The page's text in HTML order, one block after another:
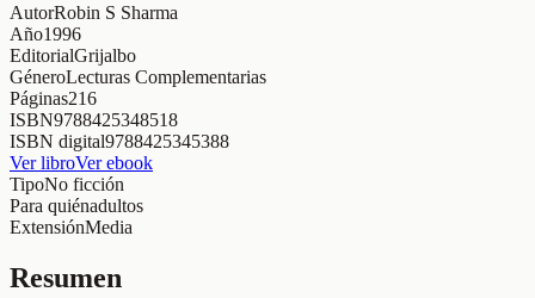
AutorRobin S Sharma
Año1996
EditorialGrijalbo
GéneroLecturas Complementarias
Páginas216
ISBN9788425348518
ISBN digital9788425345388
Ver libroVer ebook
TipoNo ficción
Para quiénadultos
ExtensiónMedia
Resumen